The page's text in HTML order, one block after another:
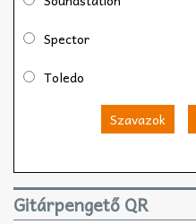
Spector
Toledo
Szavazok
Gitárpengető QR